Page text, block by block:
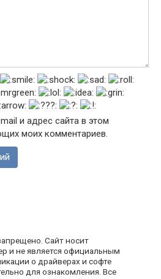
и адрес сайта в этом
моих комментариев.
Сайт носит
и не является официальным
о драйверах и софте
для ознакомления. Все